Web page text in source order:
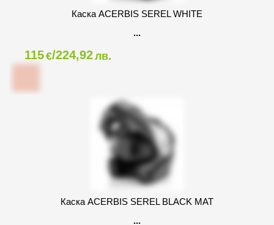
Каска ACERBIS SEREL WHITE
115€/224,92лв.
Каска ACERBIS SEREL BLACK MAT